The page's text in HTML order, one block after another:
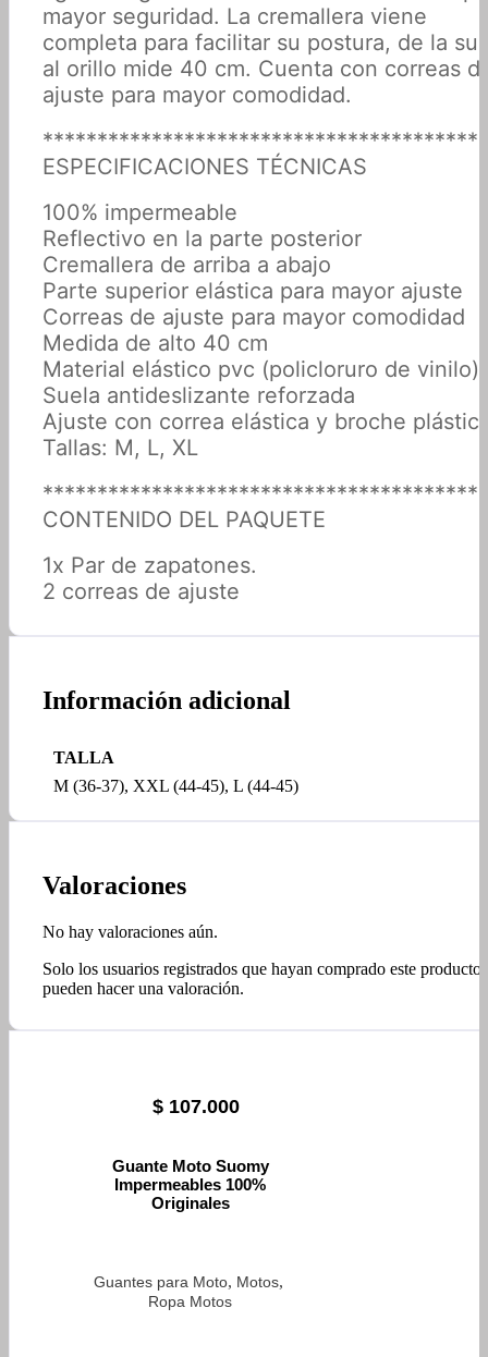
mayor seguridad. La cremallera viene
completa para facilitar su postura, de la
al orillo mide 40 cm. Cuenta con correas
ajuste para mayor comodidad.
ESPECIFICACIONES TÉCNICAS
100% impermeable
Reflectivo en la parte posterior
Cremallera de arriba a abajo
Parte superior elástica para mayor ajuste
Correas de ajuste para mayor comodidad
Medida de alto 40 cm
Material elástico pvc (policloruro de vinilo)
Suela antideslizante reforzada
Ajuste con correa elástica y broche
Tallas: M, L, XL
CONTENIDO DEL PAQUETE
1x Par de zapatones.
2 correas de ajuste
Información adicional
TALLA
M (36-37), XXL (44-45), L (44-45)
Valoraciones
No hay valoraciones aún.
Solo los usuarios registrados que hayan comprado este producto
pueden hacer una valoración.
$107.000
Guante Moto Suomy
Impermeables 100%
Originales
Guantes para Moto, Motos,
Ropa Motos